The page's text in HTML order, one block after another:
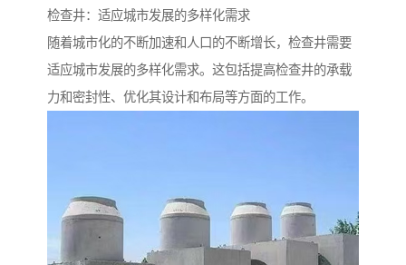
检查井：适应城市发展的多样化需求
随着城市化的不断加速和人口的不断增长，检查井需要
适应城市发展的多样化需求。这包括提高检查井的承载
力和密封性、优化其设计和布局等方面的工作。